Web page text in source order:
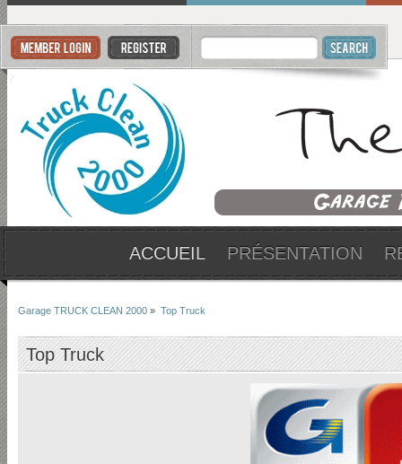
ACCUEIL PRÉSENTATION
Garage TRUCK CLEAN 2000 » Top Truck
Top Truck